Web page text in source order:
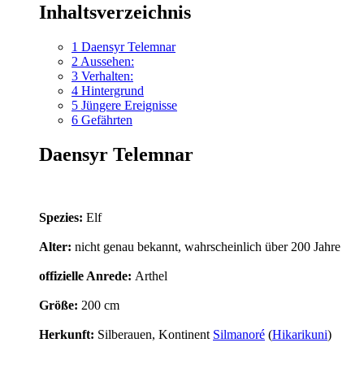
Inhaltsverzeichnis
1 Daensyr Telemnar
2 Aussehen:
3 Verhalten:
4 Hintergrund
5 Jüngere Ereignisse
6 Gefährten
Daensyr Telemnar
Spezies: Elf
Alter: nicht genau bekannt, wahrscheinlich über 200 Jahre
offizielle Anrede: Arthel
Größe: 200 cm
Herkunft: Silberauen, Kontinent Silmanoré (Hikarikuni)